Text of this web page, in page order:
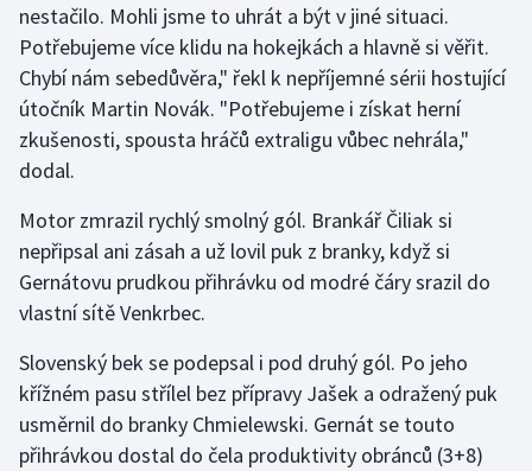
Gymnastika
Házená
Jezdectví
Judo
Krasobruslení
Lyže a snowboard
Moderní pětiboj
nestačilo. Mohli jsme to uhrát a být v jiné situaci.
Potřebujeme více klidu na hokejkách a hlavně si věřit.
Chybí nám sebedůvěra," řekl k nepříjemné sérii hostující
útočník Martin Novák. "Potřebujeme i získat herní
zkušenosti, spousta hráčů extraligu vůbec nehrála,"
dodal.
Motor zmrazil rychlý smolný gól. Brankář Čiliak si
nepřipsal ani zásah a už lovil puk z branky, když si
Gernátovu prudkou přihrávku od modré čáry srazil do
vlastní sítě Venkrbec.
Slovenský bek se podepsal i pod druhý gól. Po jeho
křížném pasu střílel bez přípravy Jašek a odražený puk
usměrnil do branky Chmielewski. Gernát se touto
přihrávkou dostal do čela produktivity obránců (3+8)